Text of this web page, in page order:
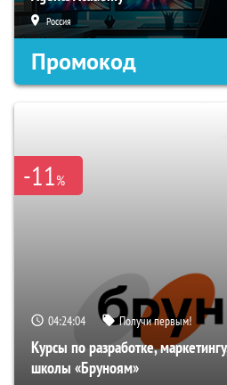
Россия
Промокод
-11%
04:24:03 Получи первым!
Курсы по разработке,
школы «Бруноям»